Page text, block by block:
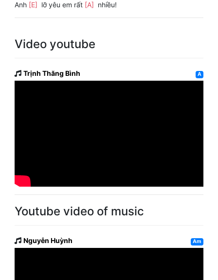
Anh [E] lỡ yêu em rất [A] nhiều!
Video youtube
Trịnh Thăng Bình A
Youtube video of music
Nguyễn Huỳnh Am